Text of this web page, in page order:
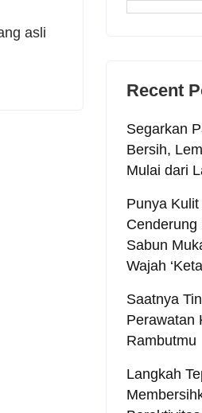
asli
Recent
Segarkan
Bersih,
Mulai dari
Punya
Cenderung
Sabun
Wajah
Saatnya
Perawatan
Rambutmu
Langkah